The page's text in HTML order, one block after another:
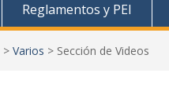
Reglamentos y PEI
> Varios > Sección de Videos